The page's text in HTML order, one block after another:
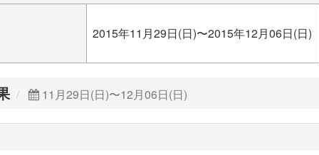
2015年11月29日(日)〜2015年12月06日(日)
11月29日(日)〜12月06日(日)